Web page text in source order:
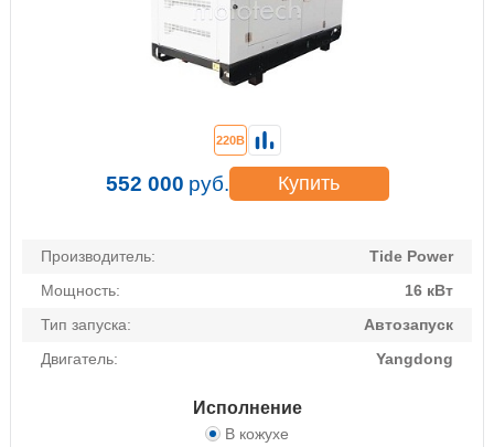
Производитель:
Tide Power
Мощность:
16 кВт
Тип запуска:
Автозапуск
Двигатель:
Yangdong
Исполнение
В кожухе
220В
552 000 руб. Купить